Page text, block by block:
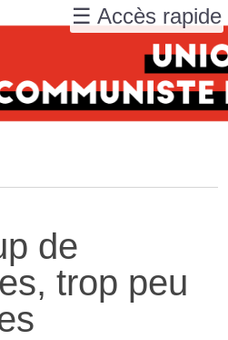
de
trop peu
☰ Accès rapide